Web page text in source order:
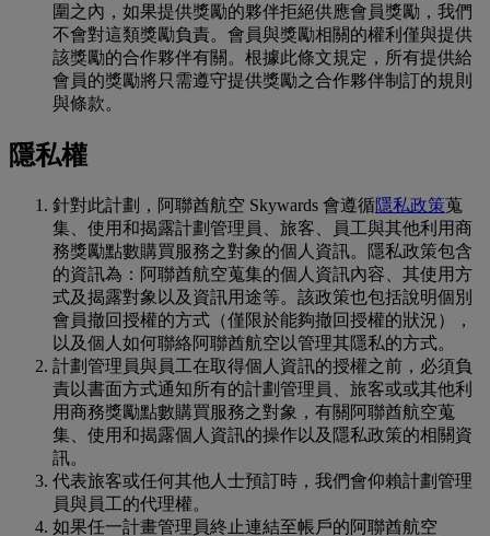
圍之內，如果提供獎勵的夥伴拒絕供應會員獎勵，我們
不會對這類獎勵負責。會員與獎勵相關的權利僅與提供
該獎勵的合作夥伴有關。根據此條文規定，所有提供給
會員的獎勵將只需遵守提供獎勵之合作夥伴制訂的規則
與條款。
隱私權
針對此計劃，阿聯酋航空 Skywards 會遵循隱私政策蒐
集、使用和揭露計劃管理員、旅客、員工與其他利用商
務獎勵點數購買服務之對象的個人資訊。隱私政策包含
的資訊為：阿聯酋航空蒐集的個人資訊內容、其使用方
式及揭露對象以及資訊用途等。該政策也包括說明個別
會員撤回授權的方式（僅限於能夠撤回授權的狀況），
以及個人如何聯絡阿聯酋航空以管理其隱私的方式。
計劃管理員與員工在取得個人資訊的授權之前，必須負
責以書面方式通知所有的計劃管理員、旅客或或其他利
用商務獎勵點數購買服務之對象，有關阿聯酋航空蒐
集、使用和揭露個人資訊的操作以及隱私政策的相關資
訊。
代表旅客或任何其他人士預訂時，我們會仰賴計劃管理
員與員工的代理權。
如果任一計畫管理員終止連結至帳戶的阿聯酋航空